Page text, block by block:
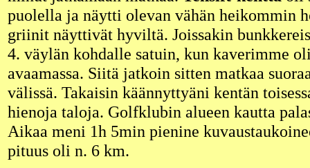
puolella ja näytti olevan vähän heikommin
griinit näyttivät hyviltä. Joissakin
4. väylän kohdalle satuin, kun kaverimme
avaamassa. Siitä jatkoin sitten matkaa
välissä. Takaisin käännyttyäni kentän
hienoja taloja. Golfklubin alueen kautta
Aikaa meni 1h 5min pienine
pituus oli n. 6 km.